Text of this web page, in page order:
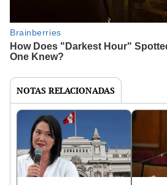
NOTAS RELACIONADAS